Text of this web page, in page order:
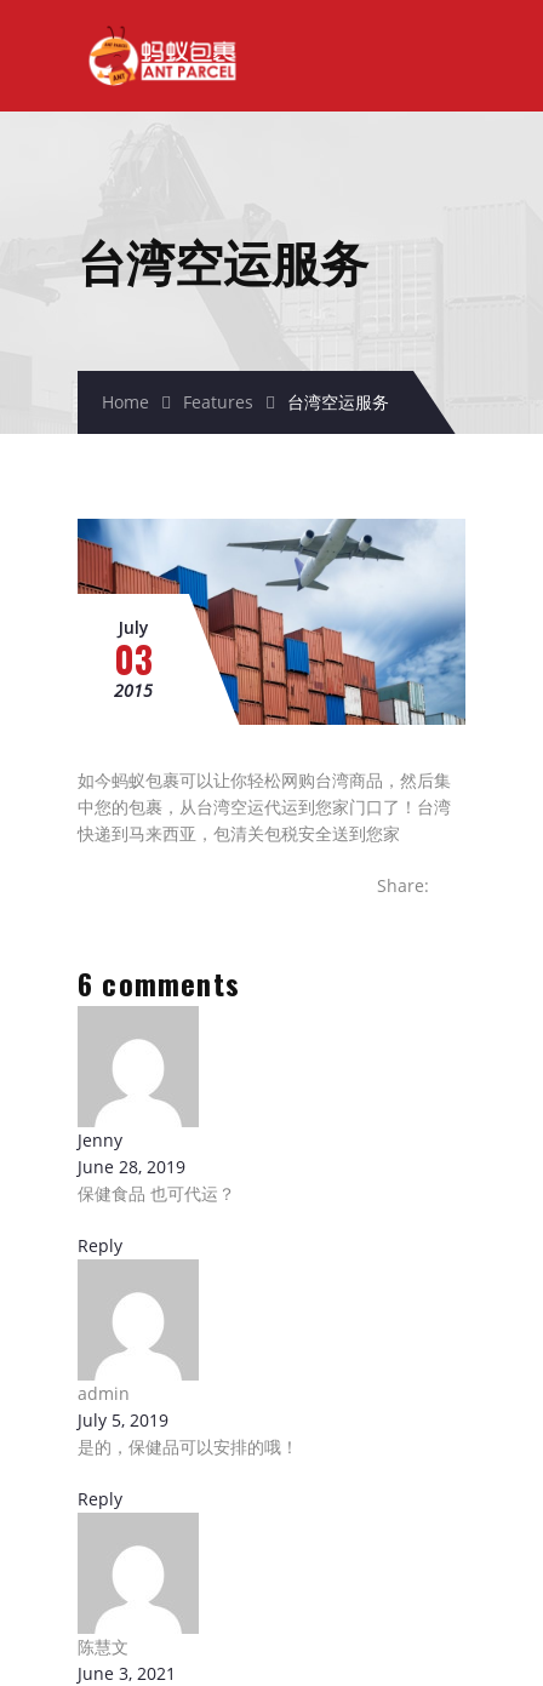
关于我们
台湾空运
韩国空运
美国空运
海运小包服务
台湾海运服务
整柜FCL海运服务
马来西亚邮寄到台湾
马来西亚邮寄到中国
马来西亚邮寄到新加坡
本地快递服务
常见问题 FAQ
精选文章
常用工具
敏感货查询大全
台湾快递查询 | 包裹查詢
Antparcel Hub 分行
台湾空运服务
Home Features 台湾空运服务
July
03
2015
如今蚂蚁包裹可以让你轻松网购台湾商品，然后集
中您的包裹，从台湾空运代运到您家门口了！台湾
快递到马来西亚，包清关包税安全送到您家
Share:
6 comments
Jenny
June 28, 2019
保健食品 也可代运？
Reply
admin
July 5, 2019
是的，保健品可以安排的哦！
Reply
陈慧文
June 3, 2021